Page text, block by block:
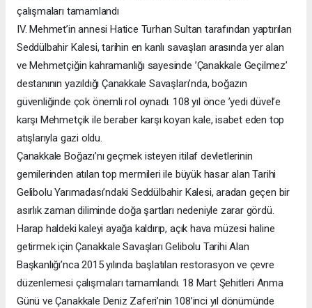
çalışmaları tamamlandı
IV. Mehmet’in annesi Hatice Turhan Sultan tarafından yaptırılan
Seddülbahir Kalesi, tarihin en kanlı savaşları arasında yer alan
ve Mehmetçiğin kahramanlığı sayesinde ’Çanakkale Geçilmez’
destanının yazıldığı Çanakkale Savaşları’nda, boğazın
güvenliğinde çok önemli rol oynadı. 108 yıl önce ’yedi düvel’e
karşı Mehmetçik ile beraber karşı koyan kale, isabet eden top
atışlarıyla gazi oldu.
Çanakkale Boğazı’nı geçmek isteyen itilaf devletlerinin
gemilerinden atılan top mermileri ile büyük hasar alan Tarihi
Gelibolu Yarımadası’ndaki Seddülbahir Kalesi, aradan geçen bir
asırlık zaman diliminde doğa şartları nedeniyle zarar gördü.
Harap haldeki kaleyi ayağa kaldırıp, açık hava müzesi haline
getirmek için Çanakkale Savaşları Gelibolu Tarihi Alan
Başkanlığı’nca 2015 yılında başlatılan restorasyon ve çevre
düzenlemesi çalışmaları tamamlandı. 18 Mart Şehitleri Anma
Günü ve Çanakkale Deniz Zaferi’nin 108’inci yıl dönümünde